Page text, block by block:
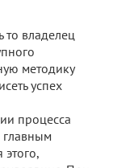
владелец
методику
успех
процесса
этого,